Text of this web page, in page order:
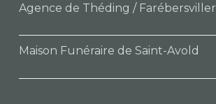
Agence de Théding / Farébersviller
Maison Funéraire de Saint-Avold